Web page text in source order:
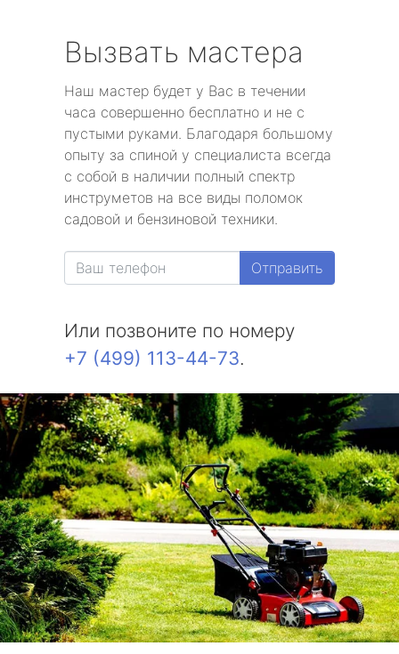
Вызвать мастера
Наш мастер будет у Вас в течении
часа совершенно бесплатно и не с
пустыми руками. Благодаря большому
опыту за спиной у специалиста всегда
с собой в наличии полный спектр
инструметов на все виды поломок
садовой и бензиновой техники.
Отправить
Или позвоните по номеру
+7 (499) 113-44-73.